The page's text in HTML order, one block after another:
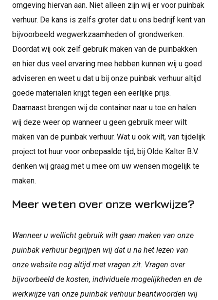
omgeving hiervan aan. Niet alleen zijn wij er voor puinbak
verhuur. De kans is zelfs groter dat u ons bedrijf kent van
bijvoorbeeld wegwerkzaamheden of grondwerken.
Doordat wij ook zelf gebruik maken van de puinbakken
en hier dus veel ervaring mee hebben kunnen wij u goed
adviseren en weet u dat u bij onze puinbak verhuur altijd
goede materialen krijgt tegen een eerlijke prijs.
Daarnaast brengen wij de container naar u toe en halen
wij deze weer op wanneer u geen gebruik meer wilt
maken van de puinbak verhuur. Wat u ook wilt, van tijdelijk
project tot huur voor onbepaalde tijd, bij Olde Kalter B.V.
denken wij graag met u mee om uw wensen mogelijk te
maken.
Meer weten over onze werkwijze?
Wanneer u wellicht gebruik wilt gaan maken van onze
puinbak verhuur begrijpen wij dat u na het lezen van
onze website nog altijd met vragen zit. Vragen over
bijvoorbeeld de kosten, individuele mogelijkheden en de
werkwijze van onze puinbak verhuur beantwoorden wij